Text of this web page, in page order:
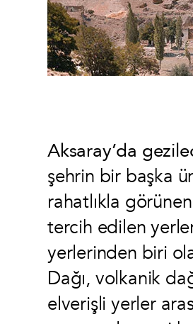
Aksaray’da
şehrin bir başka
rahatlıkla
tercih edilen
yerlerinden biri
Dağı, volkanik
elverişli yerler